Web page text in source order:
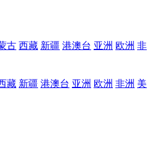
古 西藏 新疆 港澳台 亚洲 欧洲 非
藏 新疆 港澳台 亚洲 欧洲 非洲 美